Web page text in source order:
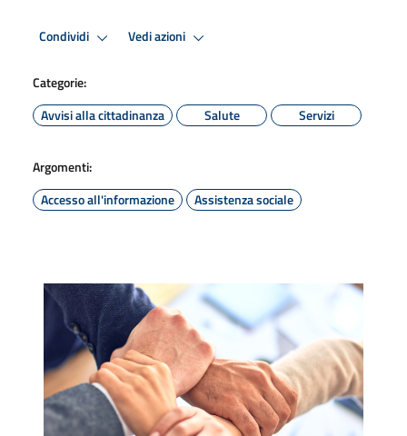
Condividi Vedi azioni
Categorie:
Avvisi alla cittadinanza
Salute Servizi
Argomenti:
Accesso all'informazione
Assistenza sociale